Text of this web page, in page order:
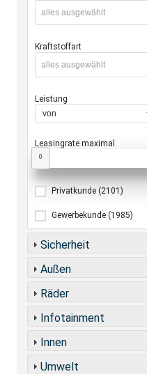
alles ausgewählt
Kraftstoffart
alles ausgewählt
Leistung
Leasingrate maximal
0
Privatkunde (2101)
Gewerbekunde (1985)
Sicherheit
Außen
Räder
Infotainment
Innen
Umwelt